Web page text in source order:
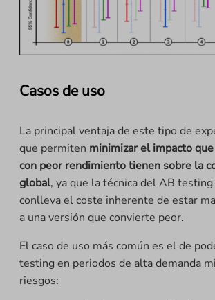
Casos de uso
La principal ventaja de este tipo de
que permiten minimizar el impacto
con peor rendimiento tienen sobre la
global, ya que la técnica del AB
conlleva el coste inherente de estar
a una versión que convierte peor.
El caso de uso más común es el de
testing en periodos de alta demanda
riesgos: